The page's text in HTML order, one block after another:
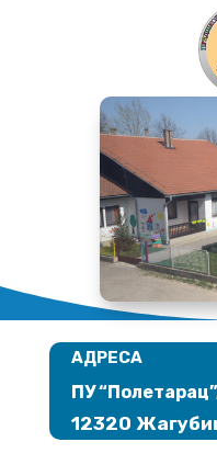
АДРЕСА
ПУ
12320